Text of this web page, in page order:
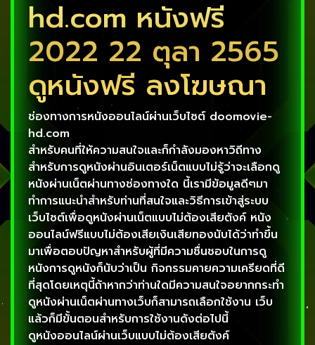
hd.com หนังฟรี
2022 22 ตุลา 2565
ดูหนังฟรี ลงโฆษณา
ช่องทางการหนังออนไลน์ผ่านเว็บไซต์ doomovie-
hd.com
สำหรับคนที่ให้ความสนใจและก็กำลังมองหาวิถีทาง
สำหรับการดูหนังผ่านอินเตอร์เน็ตแบบไม่รู้ว่าจะเลือกดู
หนังผ่านเน็ตผ่านทางช่องทางใด นี้เรามีข้อมูลดีๆมา
ทำการแนะนำสำหรับท่านที่สนใจและวิธีการเข้าสู่ระบบ
เว็บไซต์เพื่อดูหนังผ่านเน็ตแบบไม่ต้องเสียตังค์ หนัง
ออนไลน์ฟรีแบบไม่ต้องเสียเงินเสียทองนับได้ว่าทำขึ้น
มาเพื่อตอบปัญหาสำหรับผู้ที่มีความชื่นชอบในการดู
หนังการดูหนังก็นับว่าเป็น กิจกรรมคายความเครียดที่ดี
ที่สุดโดยเหตุนี้ถ้าหากว่าท่านใดมีความสนใจอยากกระทำ
ดูหนังผ่านเน็ตผ่านทางเว็บก็สามารถเลือกใช้งาน เว็บ
แล้วก็มีขั้นตอนสำหรับการใช้งานดังต่อไปนี้
ดูหนังออนไลน์ผ่านเว็บแบบไม่ต้องเสียตังค์